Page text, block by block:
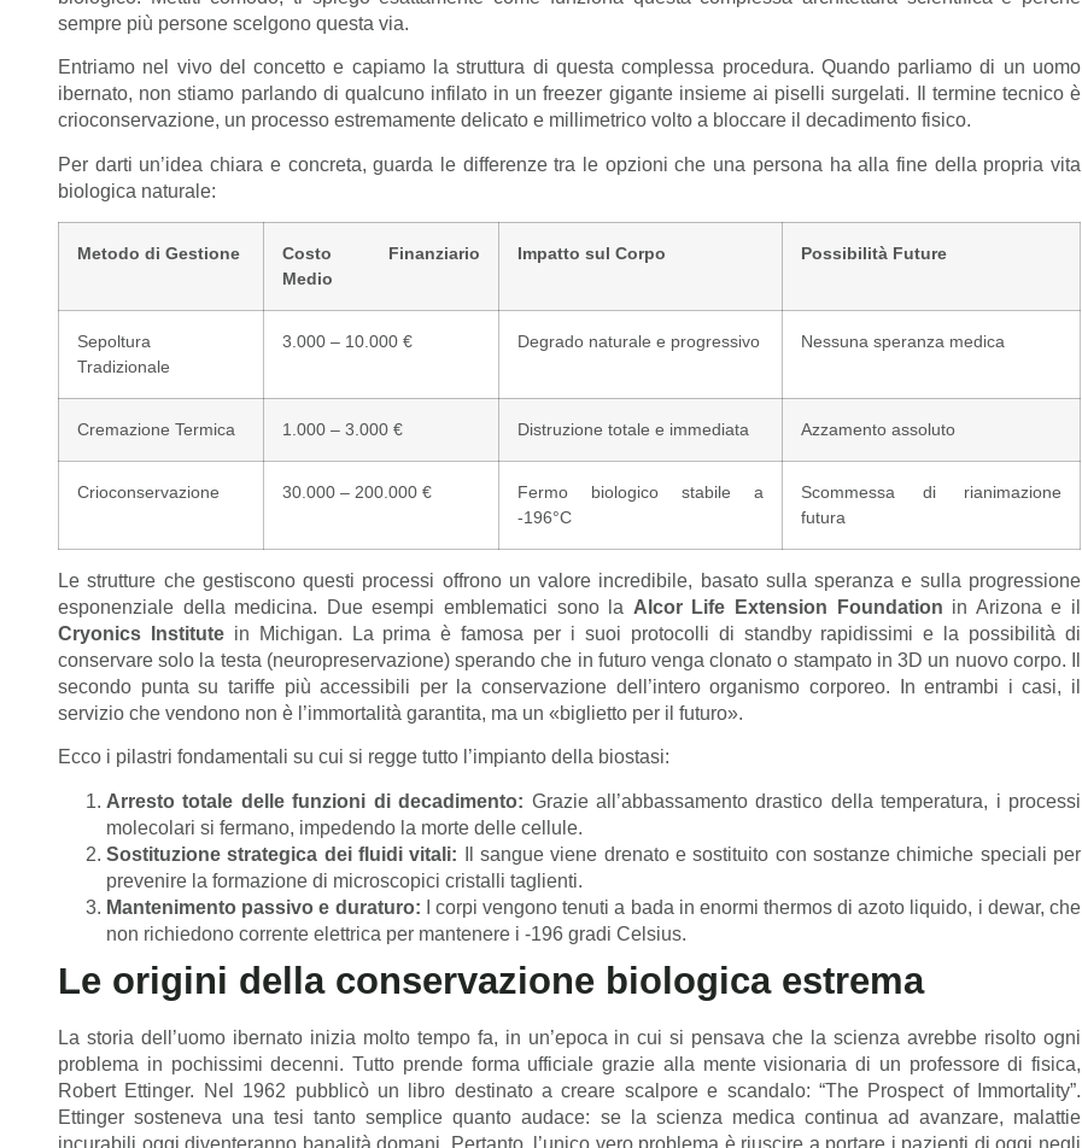
sempre più persone scelgono questa via.
Entriamo nel vivo del concetto e capiamo la struttura di questa complessa procedura. Quando parliamo di un uomo
ibernato, non stiamo parlando di qualcuno infilato in un freezer gigante insieme ai piselli surgelati. Il termine tecnico è
crioconservazione, un processo estremamente delicato e millimetrico volto a bloccare il decadimento fisico.
Per darti un’idea chiara e concreta, guarda le differenze tra le opzioni che una persona ha alla fine della propria vita
biologica naturale:
Metodo di Gestione
Costo Finanziario
Medio
Impatto sul Corpo Possibilità Future
Sepoltura
Tradizionale
3.000 – 10.000 € Degrado naturale e progressivo Nessuna speranza medica
Cremazione Termica 1.000 – 3.000 € Distruzione totale e immediata Azzamento assoluto
Crioconservazione 30.000 – 200.000 €
Fermo biologico stabile a
-196°C
Scommessa di rianimazione
futura
Le strutture che gestiscono questi processi offrono un valore incredibile, basato sulla speranza e sulla progressione
esponenziale della medicina. Due esempi emblematici sono la Alcor Life Extension Foundation in Arizona e il
Cryonics Institutein Michigan. La prima è famosa per i suoi protocolli di standby rapidissimi e la possibilità di
conservare solo la testa (neuropreservazione) sperando che in futuro venga clonato o stampato in 3D un nuovo corpo. Il
secondo punta su tariffe più accessibili per la conservazione dell’intero organismo corporeo. In entrambi i casi, il
servizio che vendono non è l’immortalità garantita, ma un «biglietto per il futuro».
Ecco i pilastri fondamentali su cui si regge tutto l’impianto della biostasi:
Arresto totale delle funzioni di decadimento: Grazie all’abbassamento drastico della temperatura, i processi
molecolari si fermano, impedendo la morte delle cellule.
Sostituzione strategica dei fluidi vitali: Il sangue viene drenato e sostituito con sostanze chimiche speciali per
prevenire la formazione di microscopici cristalli taglienti.
Mantenimento passivo e duraturo: I corpi vengono tenuti a bada in enormi thermos di azoto liquido, i dewar, che
non richiedono corrente elettrica per mantenere i -196 gradi Celsius.
Le origini della conservazione biologica estrema
La storia dell’uomo ibernato inizia molto tempo fa, in un’epoca in cui si pensava che la scienza avrebbe risolto ogni
problema in pochissimi decenni. Tutto prende forma ufficiale grazie alla mente visionaria di un professore di fisica,
Robert Ettinger. Nel 1962 pubblicò un libro destinato a creare scalpore e scandalo: “The Prospect of Immortality”.
Ettinger sosteneva una tesi tanto semplice quanto audace: se la scienza medica continua ad avanzare, malattie
incurabili oggi diventeranno banalità domani. Pertanto, l’unico vero problema è riuscire a portare i pazienti di oggi negli